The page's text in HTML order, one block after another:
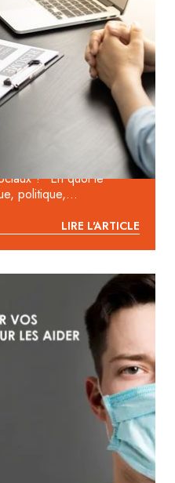
D’UN
DE VIE AU
? En quoi le
politique,...
LIRE L'ARTICLE